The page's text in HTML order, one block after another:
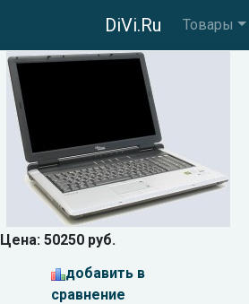
DiVi.Ru Товары
Цена: 50250 руб.
добавить в
сравнение